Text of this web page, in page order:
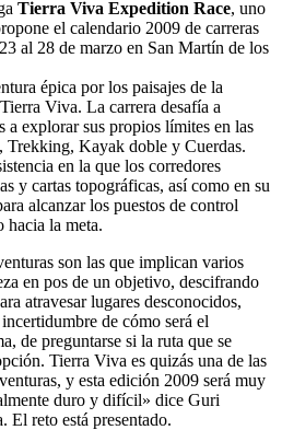
Tierra Viva Expedition Race, uno
el calendario 2009 de carreras
al 28 de marzo en San Martín de los
épica por los paisajes de la
Viva. La carrera desafía a
a explorar sus propios límites en las
Kayak doble y Cuerdas.
en la que los corredores
y cartas topográficas, así como en su
alcanzar los puestos de control
hacia la meta.
son las que implican varios
en pos de un objetivo, descifrando
atravesar lugares desconocidos,
de cómo será el
de preguntarse si la ruta que se
Tierra Viva es quizás una de las
y esta edición 2009 será muy
duro y difícil» dice Guri
El reto está presentado.